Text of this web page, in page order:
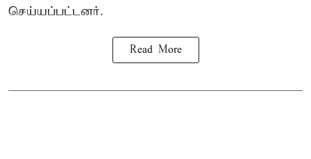
செய்யப்பட்டனர்.
Read More